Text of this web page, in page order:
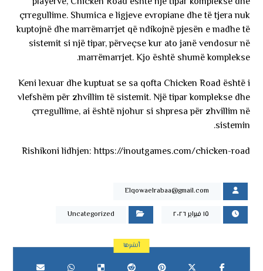
çrregullime. Shumica e ligjeve evropiane dhe të tjera nuk
kuptojnë dhe marrëmarrjet që ndikojnë pjesën e madhe të
sistemit si një tipar, përveçse kur ato janë vendosur në
marrëmarrjet. Kjo është shumë komplekse.
Keni lexuar dhe kuptuat se sa qofta Chicken Road është i
vlefshëm për zhvillim të sistemit. Një tipar komplekse dhe
çrregullime, ai është njohur si shpresa për zhvillim në
sistemin.
Rishikoni lidhjen: https://inoutgames.com/chicken-road
Elqowaelrabaa@gmail.com
١٥ فبراير ٢٠٢٦ Uncategorized